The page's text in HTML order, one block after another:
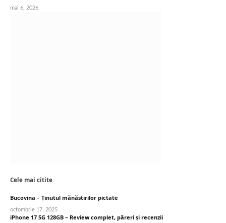
mai 6, 2026
Cele mai citite
Bucovina – Ținutul mănăstirilor pictate
octombrie 17, 2025
iPhone 17 5G 128GB – Review complet, păreri și recenzii